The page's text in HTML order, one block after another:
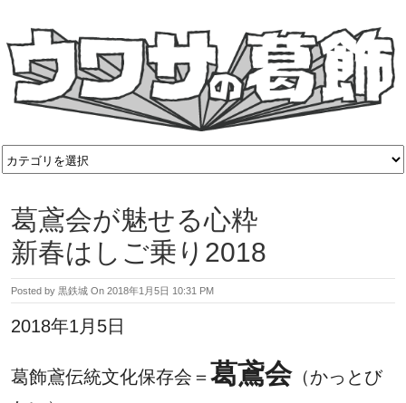
葛鳶会が魅せる心粋
新春はしご乗り2018
Posted by 黒鉄城 On 2018年1月5日 10:31 PM
2018年1月5日
葛飾鳶伝統文化保存会＝葛鳶会（かっとび